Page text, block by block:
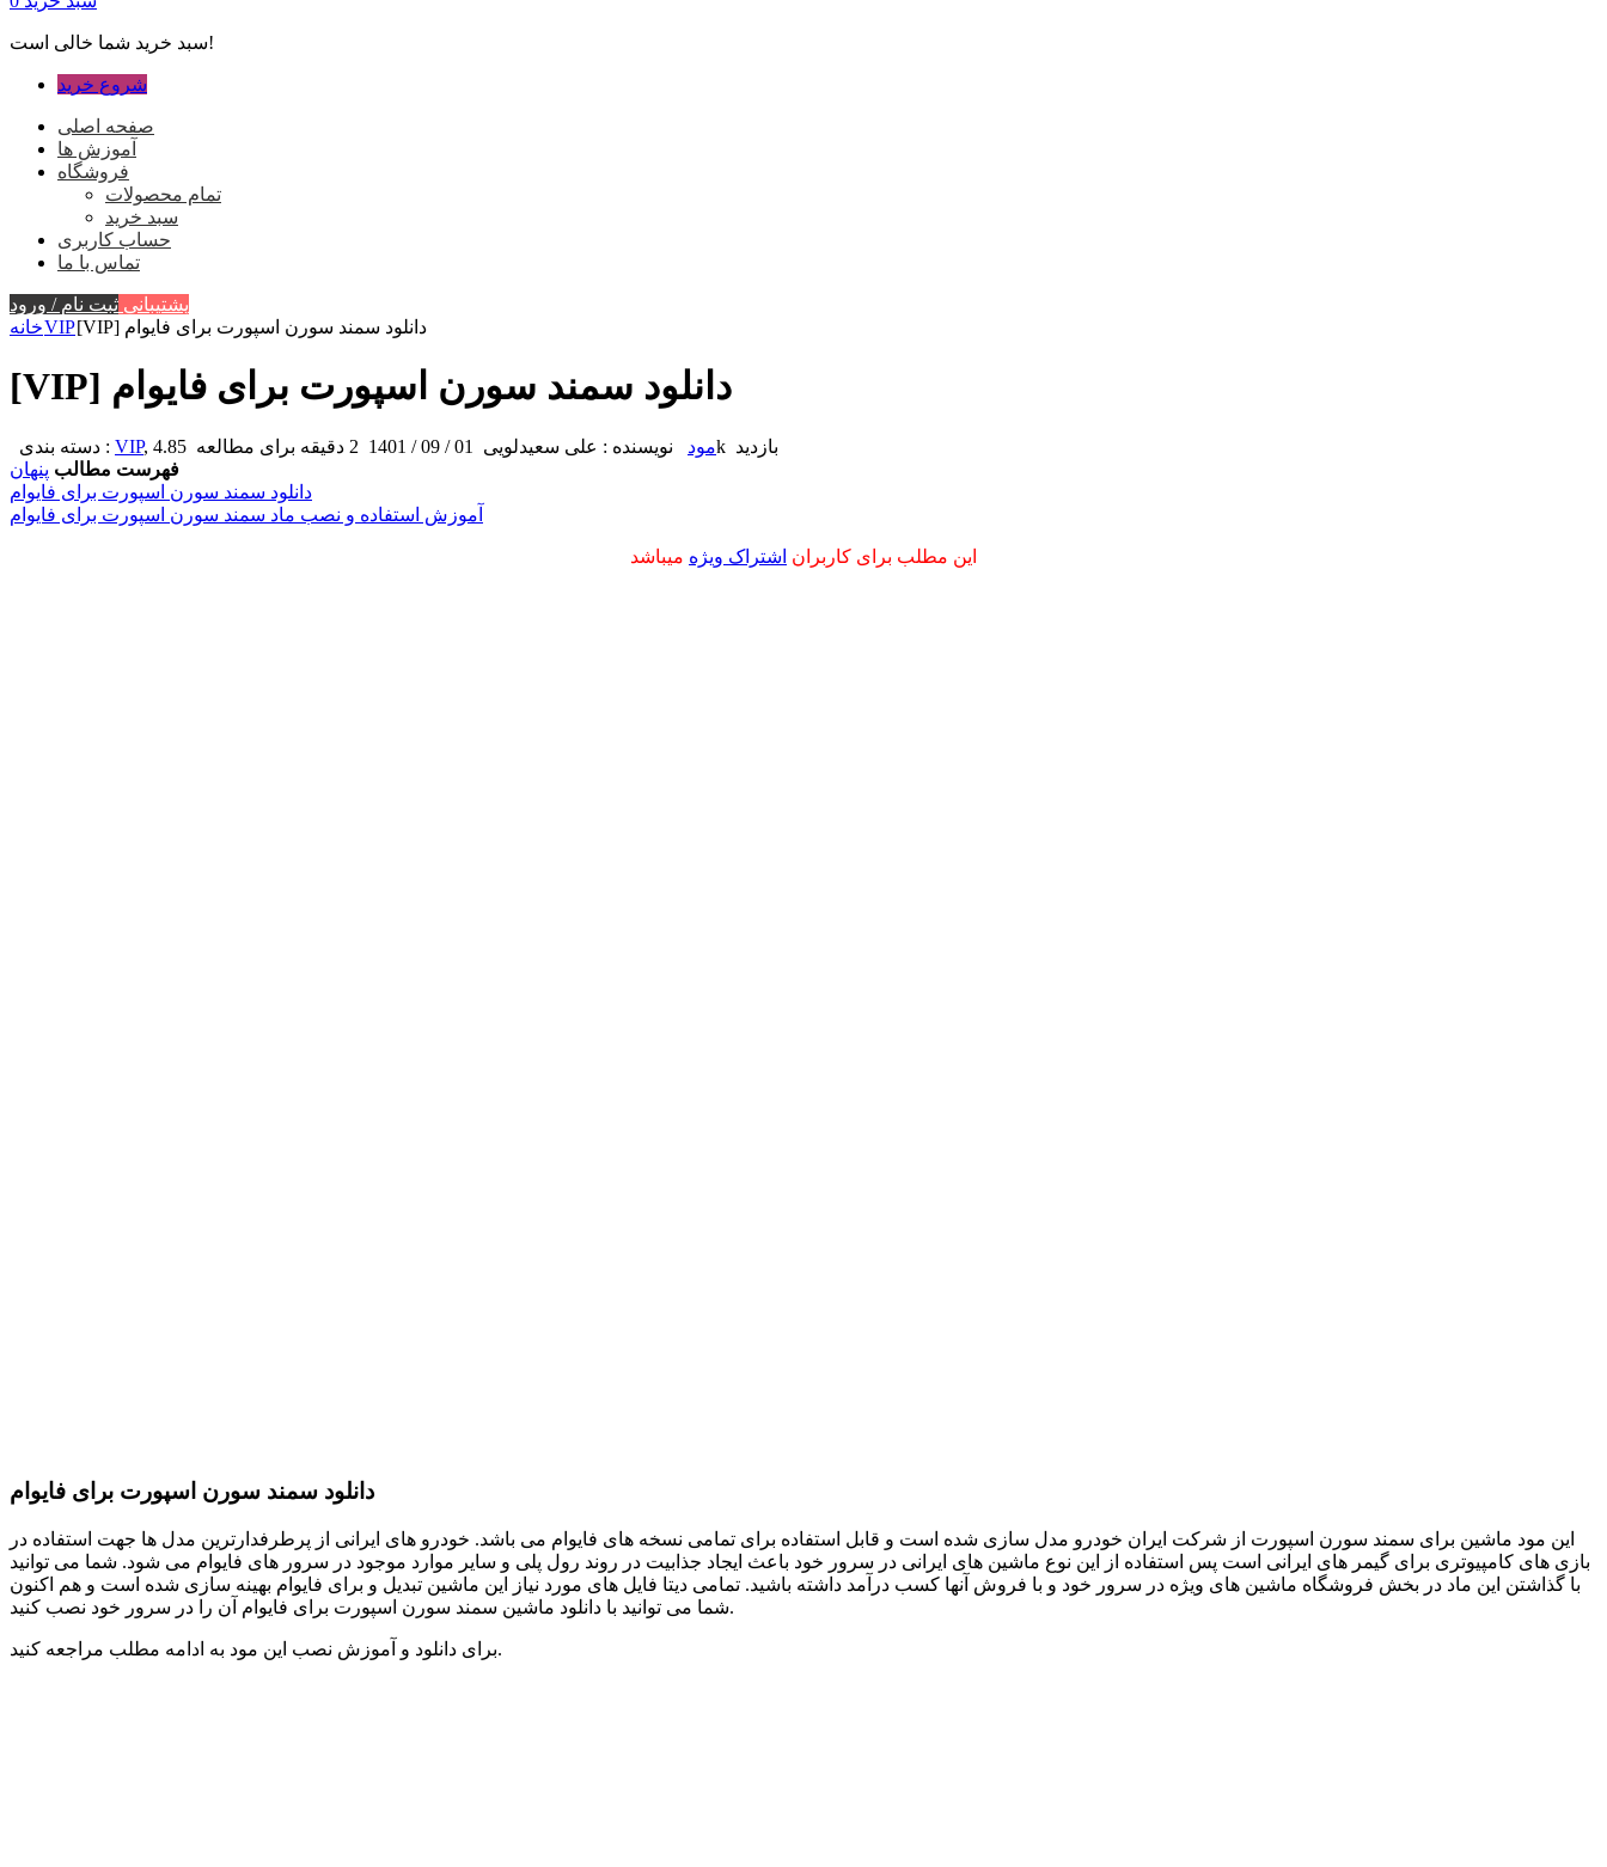
سبد خرید شما خالی است!
شروع خرید
صفحه اصلی
آموزش ها
فروشگاه
تمام محصولات
سبد خرید
حساب کاربری
تماس با ما
پشتیبانی ثبت نام / ورود
خانهVIP [VIP] دانلود سمند سورن اسپورت برای فایوام
[VIP] دانلود سمند سورن اسپورت برای فایوام
دسته بندی : VIP, مود نویسنده : علی سعیدلویی
4.85k بازدید
فهرست مطالب پنهان
دانلود سمند سورن اسپورت برای فایوام
آموزش استفاده و نصب ماد سمند سورن اسپورت برای فایوام
این مطلب برای کاربران اشتراک ویژه میباشد
دانلود سمند سورن اسپورت برای فایوام
این مود ماشین برای سمند سورن اسپورت از شرکت ایران خودرو مدل سازی شده است و قابل استفاده برای تمامی نسخه های فایوام می باشد. خودرو های ایرانی از پرطرفدارترین مدل ها جهت استفاده در
بازی های کامپیوتری برای گیمر های ایرانی است پس استفاده از این نوع ماشین های ایرانی در سرور خود باعث ایجاد جذابیت در روند رول پلی و سایر موارد موجود در سرور های فایوام می شود. شما می توانید
با گذاشتن این ماد در بخش فروشگاه ماشین های ویژه در سرور خود و با فروش آنها کسب درآمد داشته باشید. تمامی دیتا فایل های مورد نیاز این ماشین تبدیل و برای فایوام بهینه سازی شده است و هم اکنون
شما می توانید با دانلود ماشین سمند سورن اسپورت برای فایوام آن را در سرور خود نصب کنید.
برای دانلود و آموزش نصب این مود به ادامه مطلب مراجعه کنید.